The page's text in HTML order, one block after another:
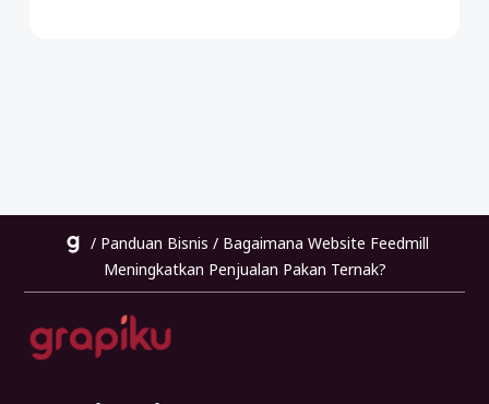
/ Panduan Bisnis / Bagaimana Website Feedmill
Meningkatkan Penjualan Pakan Ternak?